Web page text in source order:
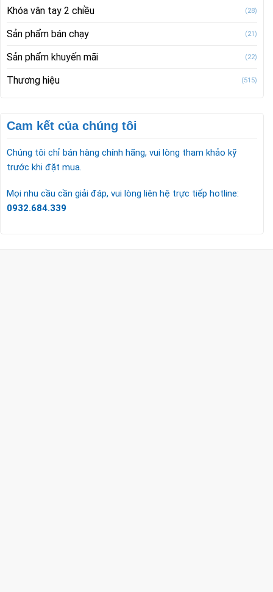
Khóa vân tay 2 chiều (28)
Sản phẩm bán chạy (21)
Sản phẩm khuyến mãi (22)
Thương hiệu (515)
Cam kết của chúng tôi
Chúng tôi chỉ bán hàng chính hãng, vui lòng tham khảo kỹ
trước khi đặt mua.
Mọi nhu cầu cần giải đáp, vui lòng liên hệ trực tiếp hotline:
0932.684.339